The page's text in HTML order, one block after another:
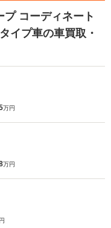
コーディネート
イプ車の車買取・
万円
万円